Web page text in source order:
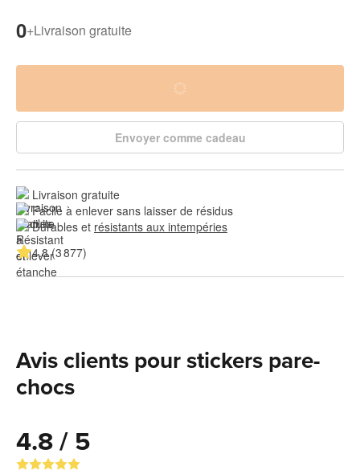
0+Livraison gratuite
Envoyer comme cadeau
Livraison gratuite
Facile à enlever sans laisser de résidus
Durables et résistants aux intempéries
4.8 (3 877)
Avis clients pour stickers pare-
chocs
4.8 / 5